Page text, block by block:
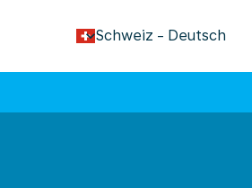
Schweiz - Deutsch
keyboard_arrow_down